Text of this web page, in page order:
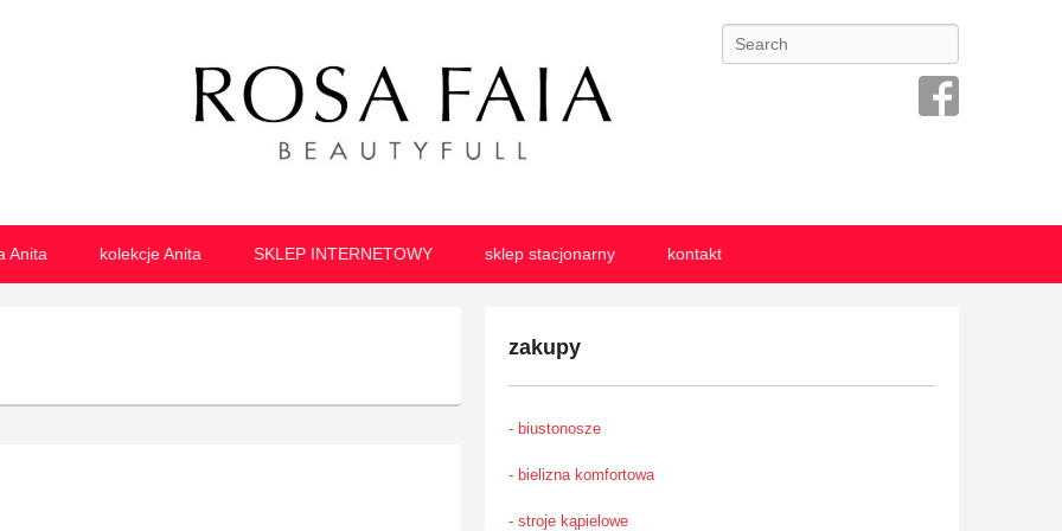
damska
damskiej o najwyższej jakości
Search
Anita kolekcje Anita SKLEP INTERNETOWY sklep stacjonarny kontakt
zakupy
- biustonosze
- bielizna komfortowa
- stroje kąpielowe